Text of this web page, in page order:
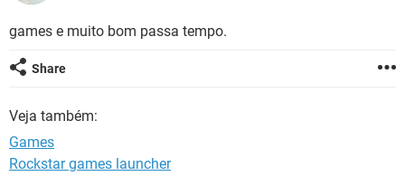
GUIA DE COMPRAS
CELULAR
OUTLOOK EXCEL
INSTAGRAM
INSTAGRAM
GUIA DE COMPRAS
games e muito bom passa tempo.
Share
Veja também:
Games
Rockstar games launcher